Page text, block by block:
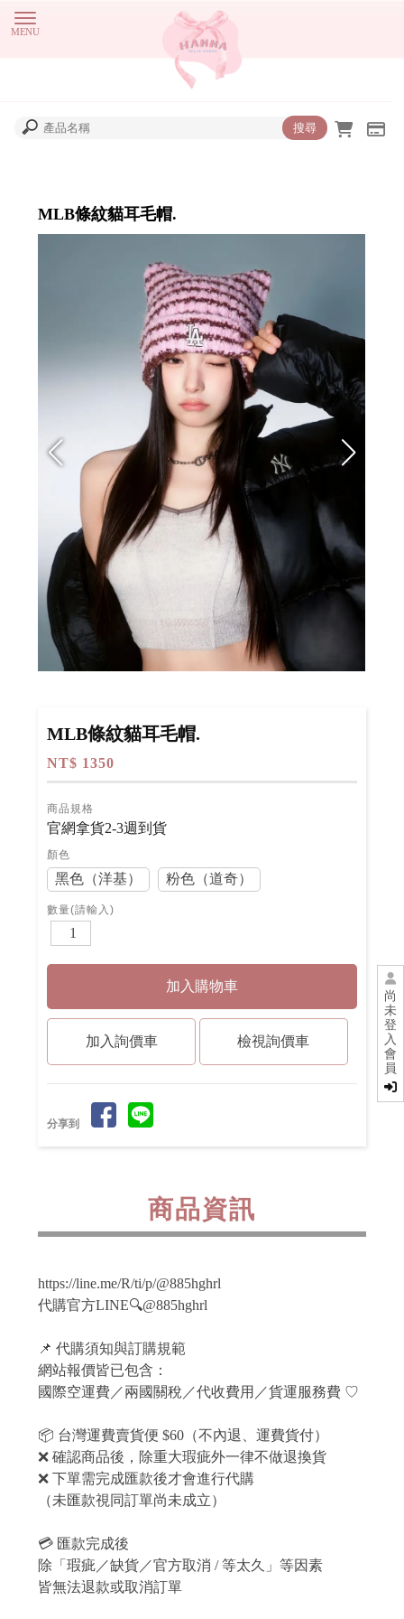
尚
未
登
入
會
員
MLB條紋貓耳毛帽.
MLB條紋貓耳毛帽.
NT$ 1350
商品規格
官網拿貨2-3週到貨
顏色
黑色（洋基） 粉色（道奇）
數量(請輸入)
檢視詢價車
分享到
商品資訊
https://line.me/R/ti/p/@885hghrl
代購官方LINE🔍@885hghrl
📌 代購須知與訂購規範
網站報價皆已包含：
國際空運費／兩國關稅／代收費用／貨運服務費 ♡
📦 台灣運費賣貨便 $60（不內退、運費貨付）
❌ 確認商品後，除重大瑕疵外一律不做退換貨
❌ 下單需完成匯款後才會進行代購
（未匯款視同訂單尚未成立）
💳 匯款完成後
除「瑕疵／缺貨／官方取消 / 等太久」等因素
皆無法退款或取消訂單